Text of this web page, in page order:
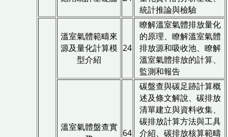
統計推論與檢驗
溫室氣體範疇來
源及量化計算模
型介紹
24
瞭解溫室氣體排放量化
的原理、瞭解溫室氣體
排放源和吸收池、瞭解
溫室氣體排放的計算、
監測和報告
溫室氣體盤查實
64
碳盤查與碳足跡計算概
述及條文解說、碳排放
清單建立與資料收集、
碳排放計算方法與工具
介紹、碳排放核算範疇